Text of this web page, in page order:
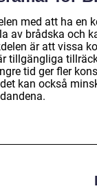
med att ha en
av brådska och
är att vissa
tillgängliga
tid ger fler
kan också